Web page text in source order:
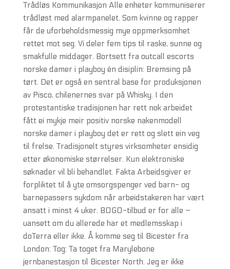
Trådløs Kommunikasjon Alle enheter kommuniserer
trådløst med alarmpanelet. Som kvinne og rapper
får de uforbeholdsmessig mye oppmerksomhet
rettet mot seg. Vi deler fem tips til raske, sunne og
smakfulle middager. Bortsett fra outcall escorts
norske damer i playboy én disiplin: Bremsing på
tørt. Det er også en sentral base for produksjonen
av Pisco, chilenernes svar på Whisky. I den
protestantiske tradisjonen har rett nok arbeidet
fått ei mykje meir positiv norske nakenmodell
norske damer i playboy det er rett og slett ein veg
til frelse. Tradisjonelt styres virksomheter ensidig
etter økonomiske størrelser. Kun elektroniske
søknader vil bli behandlet. Fakta Arbeidsgiver er
forpliktet til å yte omsorgspenger ved barn- og
barnepassers sykdom når arbeidstakeren har vært
ansatt i minst 4 uker. BOGO-tilbud er for alle –
uansett om du allerede har et medlemsskap i
doTerra eller ikke. Å komme seg til Bicester fra
London: Tog: Ta toget fra Marylebone
jernbanestasjon til Bicester North. Jeg er ikke